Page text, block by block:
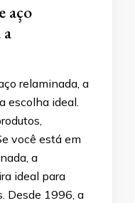
aço
relaminada, a
escolha ideal.
você está em
a
ideal para
Desde 1996, a